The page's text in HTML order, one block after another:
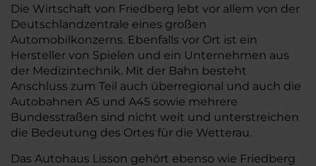
Die Wirtschaft von Friedberg lebt vor allem von der
Deutschlandzentrale eines großen
Automobilkonzerns. Ebenfalls vor Ort ist ein
Hersteller von Spielen und ein Unternehmen aus
der Medizintechnik. Mit der Bahn besteht
Anschluss zum Teil auch überregional und auch die
Autobahnen A5 und A45 sowie mehrere
Bundesstraßen sind nicht weit und unterstreichen
die Bedeutung des Ortes für die Wetterau.
Das Autohaus Lisson gehört ebenso wie Friedberg